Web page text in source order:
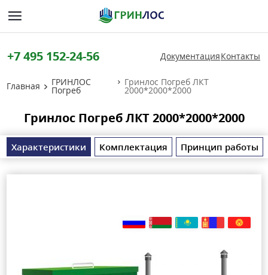
+7 495 152-24-56 ДокументацияКонтакты
Главная ГРИНЛОС
Погреб
Гринлос Погреб ЛКТ
2000*2000*2000
Гринлос Погреб ЛКТ 2000*2000*2000
Характеристики Комплектация Принцип работы